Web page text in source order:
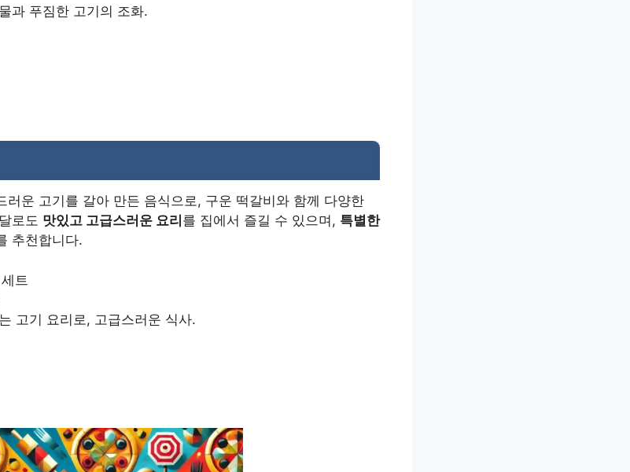
과 푸짐한 고기의 조화.
러운 고기를 갈아 만든 음식으로, 구운 떡갈비와 함께 다양한
로도 맛있고 고급스러운 요리 를 집에서 즐길 수 있으며, 특별한
추천합니다.
트
고기 요리로, 고급스러운 식사.